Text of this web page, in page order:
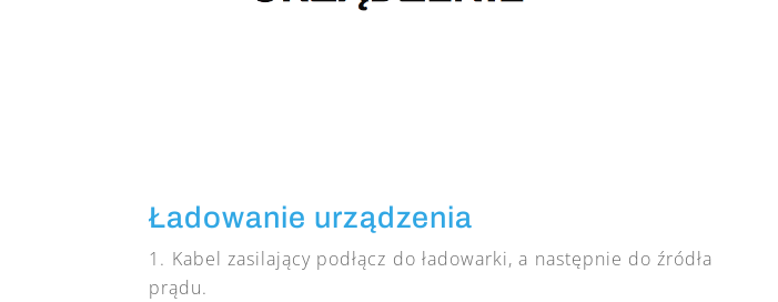
Ładowanie urządzenia
Kabel zasilający podłącz do ładowarki, a następnie do źródła
prądu.